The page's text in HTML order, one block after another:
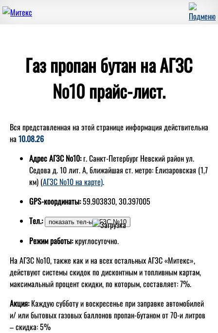
Газ пропан бутан на АГЗС
№10 прайс-лист.
Вся представленная на этой странице информация действительна
на10.08.26
Адрес АГЗС №10:г. Санкт-Петербург Невский район ул.
Седова д. 10 лит. А, ближайшая ст. метро: Елизаровская (1,7
км) (АГЗС №10 на карте).
GPS-координаты:59.903830, 30.397005
Тел.:
Режим работы:круглосуточно.
На АГЗС №10, также как и на всех остальных АГЗС «Митекс»,
действуют системы скидок по дисконтным и топливным картам,
максимальный процент скидки, по которым, составляет: 7%.
Акция:Каждую субботу и воскресенье при заправке автомобилей
и/ или бытовых газовых баллонов пропан-бутаном от 70-и литров
– скидка: 5%